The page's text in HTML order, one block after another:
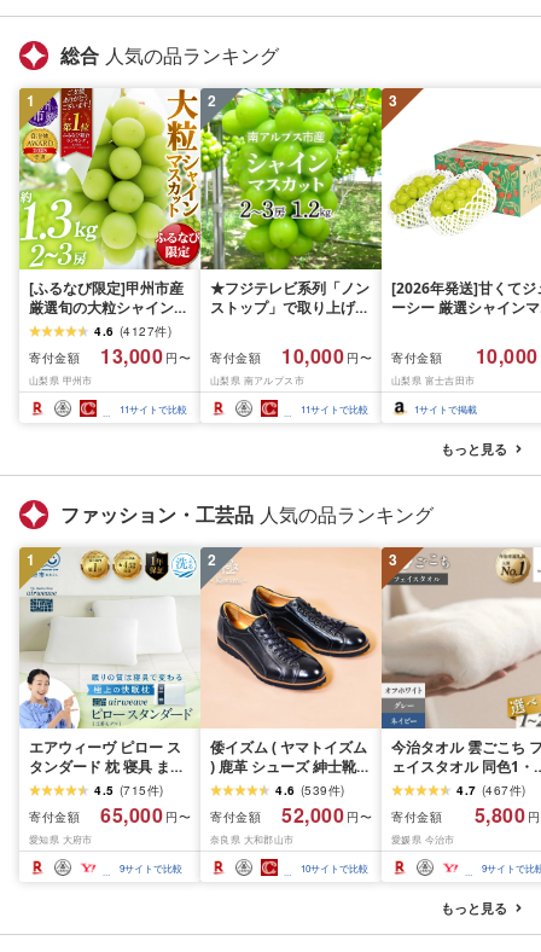
総合 人気の品ランキング
1
[ふるなび限定]甲州市産
厳選旬の大粒シャインマ
スカット 約1.3kg 2〜3
房[2026年発送]
(MG)B12-472 FN-
Limited-VO シャインマ
スカット フルーツ
4.6 (4127件)
寄付金額
13,000 円〜
山梨県 甲州市
11サイトで比較
2
★フジテレビ系列「ノン
ストップ」で取り上げら
先行予約]南アルプス市
産シャインマスカット
1.2kg以上(2〜3房)ふる
さと納税 おすすめ 山梨
県 南アルプス市 送料無
寄付金額 10,000 円〜
山梨県 南アルプス市
11サイトで比較
3
[2026年発送]甘くてジ
ーシー 厳選シャインマ
月前半(1〜15日)から
月下旬までの発送) フ
ーツ ぶどう 果物 山梨
産 2026 旬 大粒 高級
寄付金額 10,000
山梨県 富士吉田市
1サイトで掲載
もっと見る
ファッション・工芸品 人気の品ランキング
1
エアウィーヴ ピロー ス
タンダード 枕 寝具 まく
ら マクラ 睡眠 快眠 | 高
反発 枕 まくら 洗える 洗
える枕 洗えるまくら ウ
ォッシャブル枕 高さ調
整 枕 快眠まくら 高反発
枕 高反発まくら ストレ
4.5 (715件)
寄付金額
65,000 円〜
愛知県 大府市
9サイトで比較
2
倭イズム ( ヤマトイズム
) 鹿革 シューズ 紳士靴
YA3300 ( ブラック ) ファ
ッション 靴 シューズ 革
製品 革靴 お洒落 レザー
シューズ やわらかい 快
適 履き心地 3E
4.6 (539件)
寄付金額
52,000 円〜
奈良県 大和郡山市
10サイトで比較
3
今治タオル 雲ごこち
ェイスタオル 同色1・
2・4・12・25枚 [オフ
ワイト/グレー/コン]
[IA05010]今治フェイ
タオル ふんわり やわ
かい 国産 高級 ふんわ
タオル フェースタオル
フェイスタオルセット
綿 選べるカラー 丸山
オル
4.7 (467件)
寄付金額
5,800
愛媛県 今治市
9サイトで比
もっと見る